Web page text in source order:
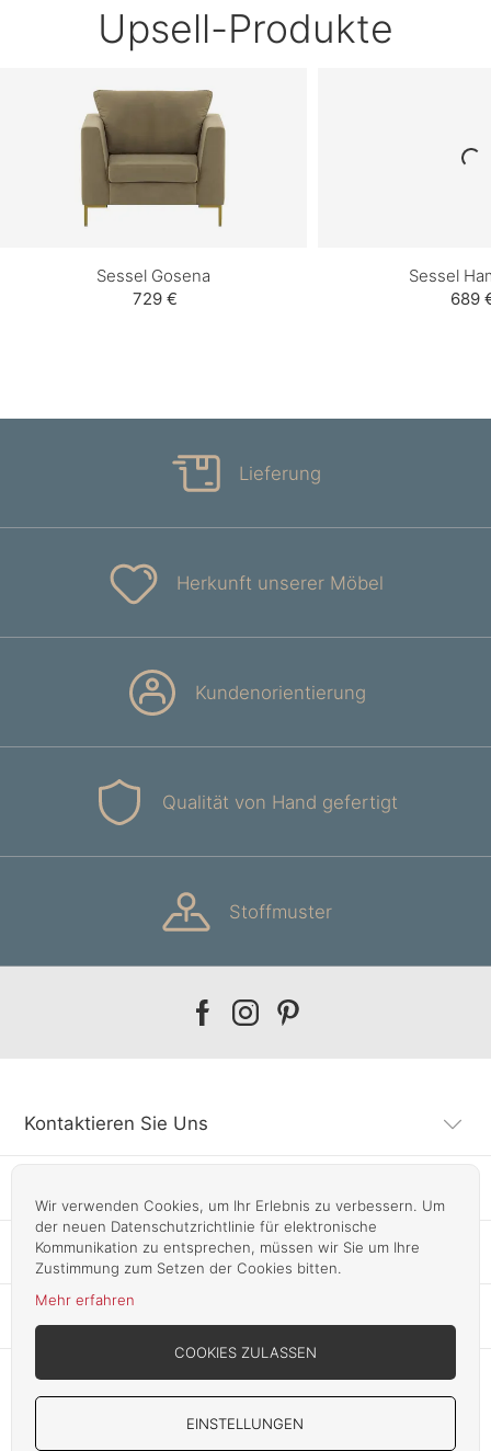
Wir verwenden Cookies, um Ihr Erlebnis zu verbessern. Um
der neuen Datenschutzrichtlinie für elektronische
Kommunikation zu entsprechen, müssen wir Sie um Ihre
Zustimmung zum Setzen der Cookies bitten.
Mehr erfahren
COOKIES ZULASSEN
EINSTELLUNGEN
Upsell-Produkte
Sessel Gosena
729 €
Sessel
689
Lieferung
Herkunft unserer Möbel
Kundenorientierung
Qualität von Hand gefertigt
Stoffmuster
Our
Our
Our
Kontaktieren Sie Uns
Infos